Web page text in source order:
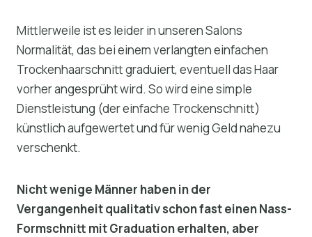
Mittlerweile ist es leider in unseren Salons
Normalität, das bei einem verlangten einfachen
Trockenhaarschnitt graduiert, eventuell das Haar
vorher angesprüht wird. So wird eine simple
Dienstleistung (der einfache Trockenschnitt)
künstlich aufgewertet und für wenig Geld nahezu
verschenkt.
Nicht wenige Männer haben in der
Vergangenheit qualitativ schon fast einen Nass-
Formschnitt mit Graduation erhalten, aber